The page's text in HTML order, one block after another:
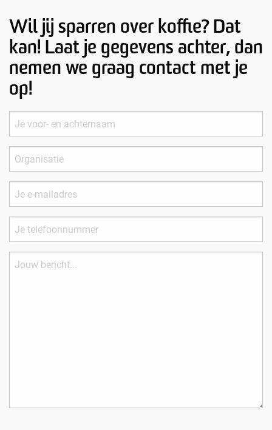
Wil jij sparren over koffie? Dat
kan! Laat je gegevens achter, dan
nemen we graag contact met je
op!